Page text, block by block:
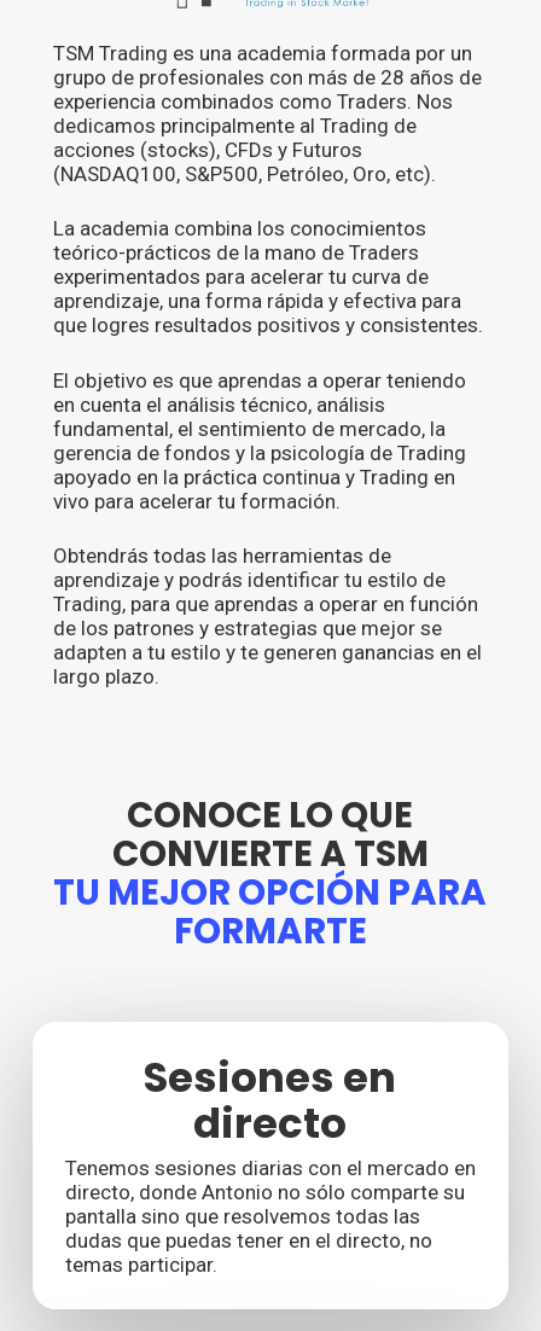
TSM Trading es una academia formada por un
grupo de profesionales con más de 28 años de
experiencia combinados como Traders. Nos
dedicamos principalmente al Trading de
acciones (stocks), CFDs y Futuros
(NASDAQ100, S&P500, Petróleo, Oro, etc).
La academia combina los conocimientos
teórico-prácticos de la mano de Traders
experimentados para acelerar tu curva de
aprendizaje, una forma rápida y efectiva para
que logres resultados positivos y consistentes.
El objetivo es que aprendas a operar teniendo
en cuenta el análisis técnico, análisis
fundamental, el sentimiento de mercado, la
gerencia de fondos y la psicología de Trading
apoyado en la práctica continua y Trading en
vivo para acelerar tu formación.
Obtendrás todas las herramientas de
aprendizaje y podrás identificar tu estilo de
Trading, para que aprendas a operar en función
de los patrones y estrategias que mejor se
adapten a tu estilo y te generen ganancias en el
largo plazo.
CONOCE LO QUE
CONVIERTE A TSM
TU MEJOR OPCIÓN PARA
FORMARTE
Sesiones en
directo
Tenemos sesiones diarias con el mercado en
directo, donde Antonio no sólo comparte su
pantalla sino que resolvemos todas las
dudas que puedas tener en el directo, no
temas participar.